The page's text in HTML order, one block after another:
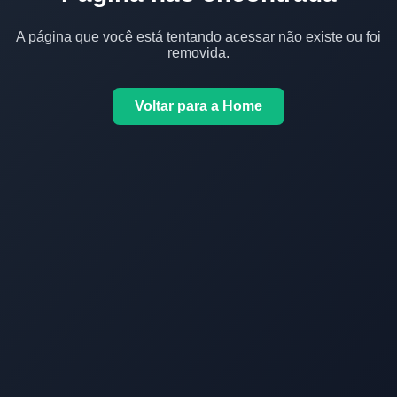
A página que você está tentando acessar não existe ou foi
removida.
Voltar para a Home